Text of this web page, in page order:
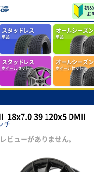
スタッドレス
単品
オールシーズン
単品
スタッドレス
ホイールセット
オールシーズン
ホイールセット
18x7.0 39 120x5 DMII
チ
ビューがありません。